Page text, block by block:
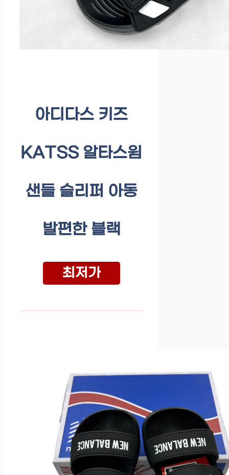
아디다스 키즈
KATSS 알타스윔
샌들 슬리퍼 아동
발편한 블랙
최저가